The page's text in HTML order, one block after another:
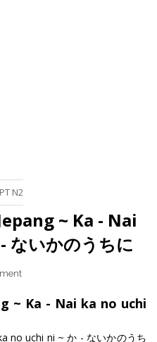
N2
~ Ka - Nai
ないかのうちに
~ Ka - Nai ka no uchi
no uchi ni ~ か - ないかのうち